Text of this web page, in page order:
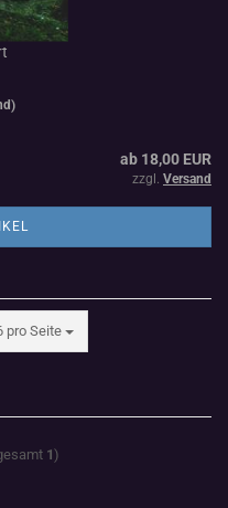
ab 18,00 EUR
zzgl. Versand
pro Seite
Seite
1)